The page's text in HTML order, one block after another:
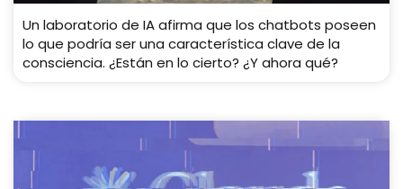
Un laboratorio de IA afirma que los chatbots poseen
lo que podría ser una característica clave de la
consciencia. ¿Están en lo cierto? ¿Y ahora qué?